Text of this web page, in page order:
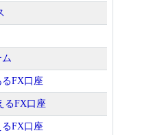
FX口座
るFX口座
FX口座